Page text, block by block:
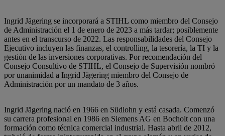
Ingrid Jägering se incorporará a STIHL como miembro del Consejo
de Administración el 1 de enero de 2023 a más tardar; posiblemente
antes en el transcurso de 2022. Las responsabilidades del Consejo
Ejecutivo incluyen las finanzas, el controlling, la tesorería, la TI y la
gestión de las inversiones corporativas. Por recomendación del
Consejo Consultivo de STIHL, el Consejo de Supervisión nombró
por unanimidad a Ingrid Jägering miembro del Consejo de
Administración por un mandato de 3 años.
Ingrid Jägering nació en 1966 en Südlohn y está casada. Comenzó
su carrera profesional en 1986 en Siemens AG en Bocholt con una
formación como técnica comercial industrial. Hasta abril de 2012,